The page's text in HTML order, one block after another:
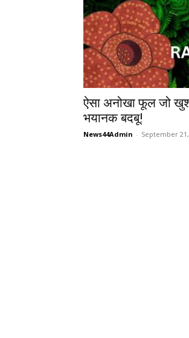
ऐसा अनोखा फूल जो
भयानक बदबू!
News44Admin - September